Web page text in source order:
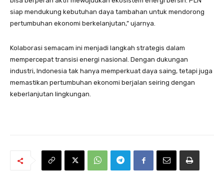
siap mendukung kebutuhan daya tambahan untuk mendorong
pertumbuhan ekonomi berkelanjutan,” ujarnya.
Kolaborasi semacam ini menjadi langkah strategis dalam
mempercepat transisi energi nasional. Dengan dukungan
industri, Indonesia tak hanya memperkuat daya saing, tetapi juga
memastikan pertumbuhan ekonomi berjalan seiring dengan
keberlanjutan lingkungan.